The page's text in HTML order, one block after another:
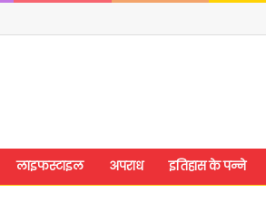
लाइफस्टाइल अपराध इतिहास के पन्ने